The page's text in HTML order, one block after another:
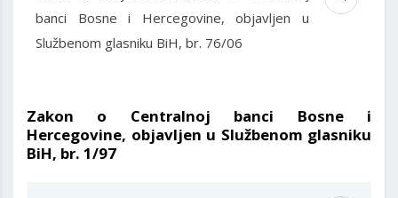
banci Bosne i Hercegovine, objavljen u
Službenom glasniku BiH, br. 76/06
Zakon o Centralnoj banci Bosne i
Hercegovine, objavljen u Službenom glasniku
BiH, br. 1/97